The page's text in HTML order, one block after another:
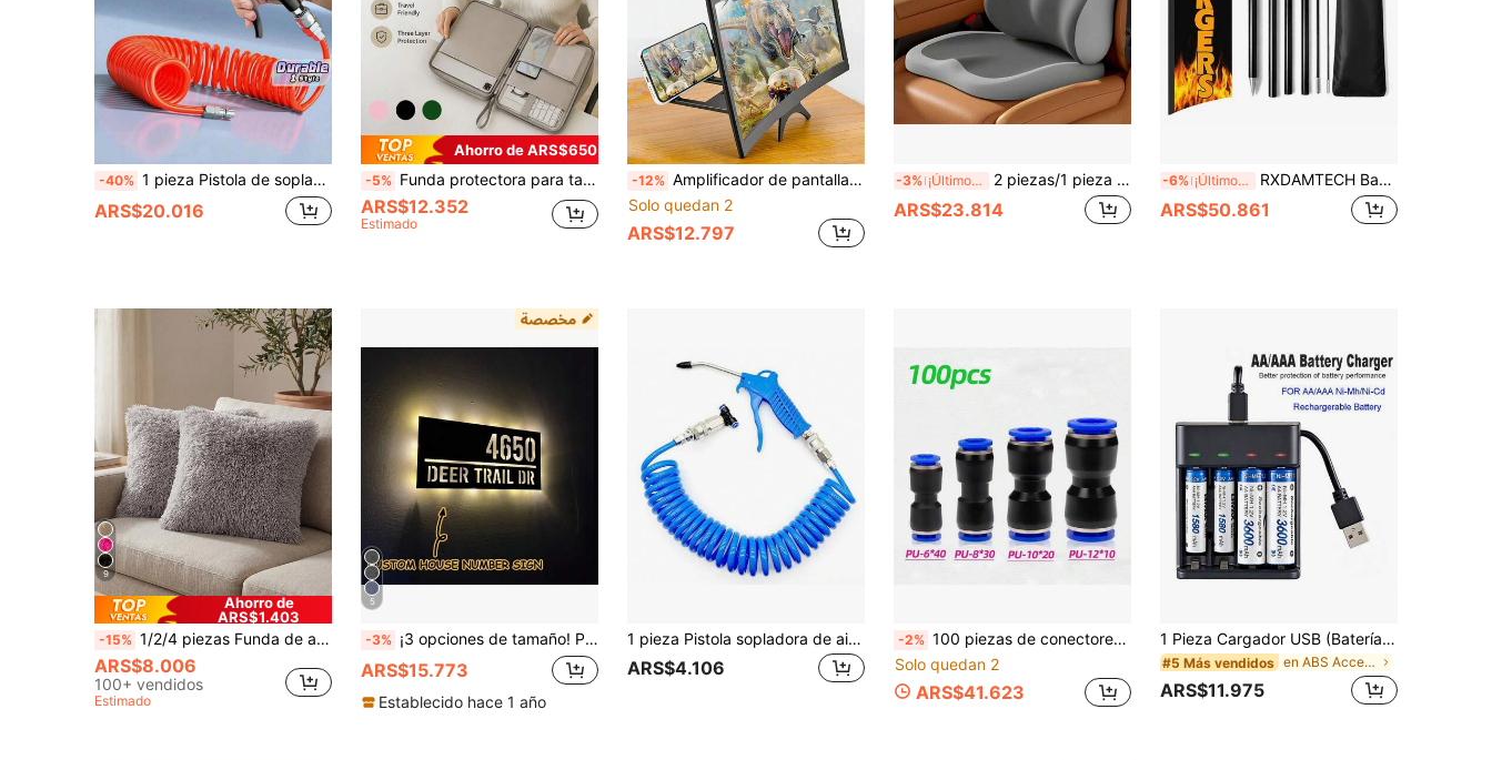
-40% 1 pieza Pistola de soplado de aire de alto flujo - Boquilla de flujo de aire industrial y doméstico, material PP duradero, para eliminación de polvo con compresor neumático, negro, pistola de soplado de aire, accesorios
ARS$20.016
Ahorro de ARS$650
-5% Funda protectora para tableta de 10.9" y 12.9", bolsa de almacenamiento multifuncional, compatible con iPad 11th, 10th, 10.9, 7th/8th/9th, 10.2, Mini 7, 6, Air 11(M2), Pro 12.9, con almacenamiento de cables, asa ergonómica y diseño suave en rosa, adecuado para viajes, trabajo y escuela
ARS$12.352
Estimado
-12% Amplificador de pantalla de teléfono HD de 12 pulgadas, ángulo de visión amplio de 178°, diseño estable, experiencia de visualización inmersiva, adecuado para ver películas, videos y juegos en casa, en movimiento o en la oficina, compatible con todos los teléfonos inteligentes, portátil y ligero, entretenimiento y trabajo en cualquier momento y lugar, suministros para fiestas, esencial para ver películas
Solo quedan 2
ARS$12.797
-3% ¡Últimos 3 días 2 piezas/1 pieza Juego de Asiento Elevador y Soporte Lumbar para Coche | Diseño Ergonómico | Mejora la Visibilidad al Conducir, Cómodo para Uso a Largo Plazo | Espuma de Memoria Suave Proporciona Soporte | Adecuado para Coches, SUV y Camiones
ARS$23.814
-6% ¡Últimos 3 días RXDAMTECH Bandera de pluma comercial de hamburguesa, pancarta curva de publicidad exterior de 8.2 pies (incluye mástil de bandera y estaca de suelo) - Letrero de hamburguesa de poliéster resistente a desgarros para tiendas y eventos
ARS$50.861
9
Ahorro de
ARS$1.403
-15% 1/2/4 piezas Funda de almohada de unicolor de peluche (Inserto de almohada no incluido), Funda de cojín cuadrada esponjosa minimalista de doble cara, Funda de almohada decorativa suave y cómoda para el hogar, Adecuada para dormitorio, sala de estar, sofá, silla, cierre con cremallera
ARS$8.006
100+ vendidos
Estimado
5
-3% ¡3 opciones de tamaño! Placa de dirección de metal moderna, número de casa y nombre de calle de metal, regalo de placa de dirección, placa de dirección exterior personalizada, regalo de dirección residencial moderna, atractivo de acera, metalistería negra mate
ARS$15.773
Establecido hace 1 año
1 pieza Pistola sopladora de aire de alta presión, bomba de aire para soplar polvo con boquilla extendida, adecuada para procesamiento industrial, limpieza de equipos, interior automotriz y limpieza de motores
ARS$4.106
-2% 100 piezas de conectores rápidos neumáticos, conectores de manguera de aire de 6/8/10/12mm/conectores rápidos neumáticos, adecuados para tubería de 1/4 5/16 3/8 1/2
Solo quedan 2
ARS$41.623
1 Pieza Cargador USB (Baterías no incluidas) con 4 ranuras de carga independientes, apto para baterías recargables AA/AAA Ni-MH
#5 Más vendidos en ABS Accesorios para herramientas
ARS$11.975